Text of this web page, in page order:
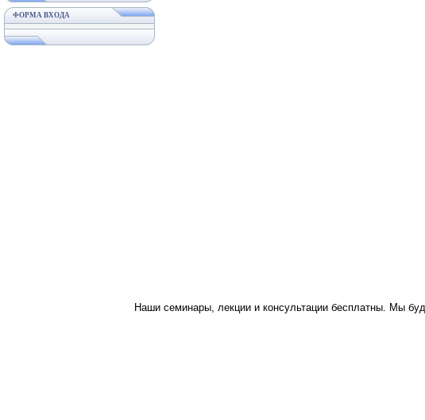
ФОРМА ВХОДА
Наши семинары, лекции и консультации бесплатны. Мы